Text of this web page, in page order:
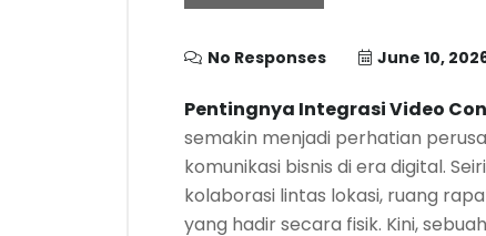
No Responses June 10,
Pentingnya Integrasi Video
semakin menjadi perhatian
komunikasi bisnis di era digital.
kolaborasi lintas lokasi, ruang
yang hadir secara fisik. Kini,